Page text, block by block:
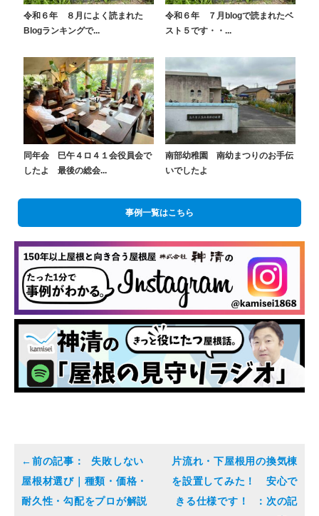
令和６年 ８月によく読まれた
Blogランキングで...
令和６年 ７月blogで読まれたベ
スト５です・・...
同年会 巳午４ロ４１会役員会で
したよ 最後の総会...
南部幼稚園 南幼まつりのお手伝
いでしたよ
事例一覧はこちら
失敗しない
屋根材選び｜種類・価格・
耐久性・勾配をプロが解説
片流れ・下屋根用の換気棟
を設置してみた！ 安心で
きる仕様です！